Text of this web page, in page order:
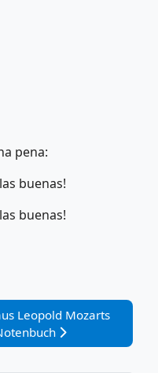
pena:
buenas!
buenas!
Beitrag: Marsch aus
Leopold Mozarts